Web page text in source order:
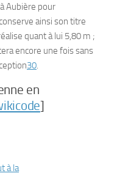
Aubière pour
ainsi son titre
quant à lui 5,80 m ;
encore une fois sans
30.
en
]
à la